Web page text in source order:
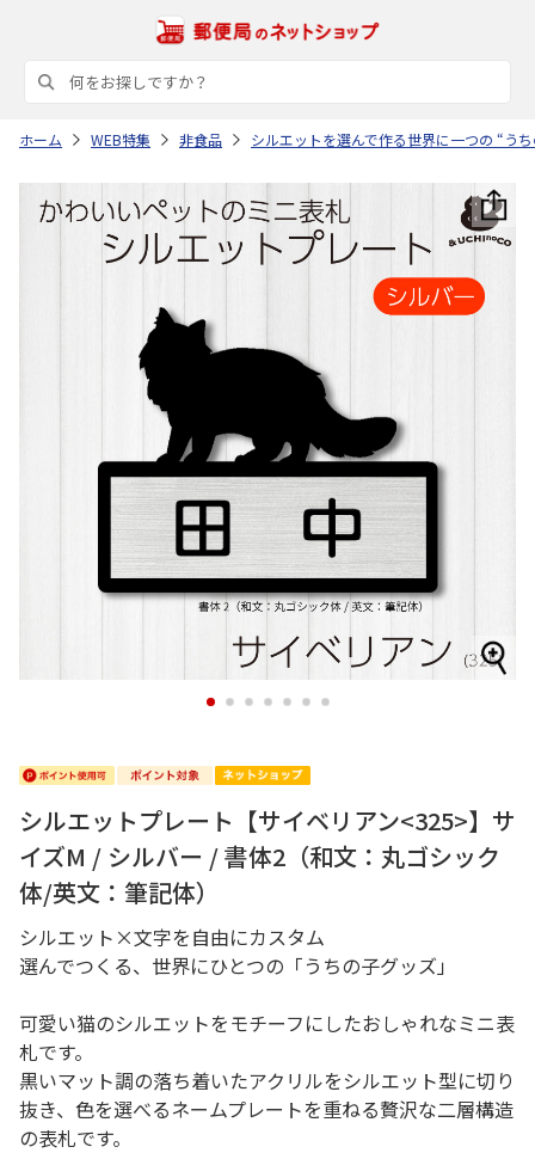
ホーム WEB特集 非食品 シルエットを選んで作る世界に一つの “う
1 2 3 4 5 6 7
シルエットプレート【サイベリアン<325>】サ
イズM / シルバー / 書体2（和文：丸ゴシック
体/英文：筆記体）
シルエット×文字を自由にカスタム
選んでつくる、世界にひとつの「うちの子グッズ」
可愛い猫のシルエットをモチーフにしたおしゃれなミニ表
札です。
黒いマット調の落ち着いたアクリルをシルエット型に切り
抜き、色を選べるネームプレートを重ねる贅沢な二層構造
の表札です。